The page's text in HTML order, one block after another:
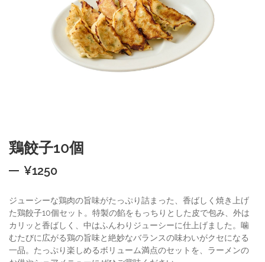
鶏餃子10個
¥1250
ジューシーな鶏肉の旨味がたっぷり詰まった、香ばしく焼き上げ
た鶏餃子10個セット。特製の餡をもっちりとした皮で包み、外は
カリッと香ばしく、中はふんわりジューシーに仕上げました。噛
むたびに広がる鶏の旨味と絶妙なバランスの味わいがクセになる
一品。たっぷり楽しめるボリューム満点のセットを、ラーメンの